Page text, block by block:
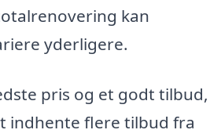
kan
yderligere.
pris og et godt tilbud,
indhente flere tilbud fra